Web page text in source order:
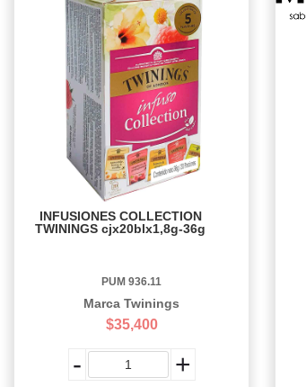
INFUSIONES COLLECTION
TWININGS cjx20blx1,8g-36g
PUM 936.11
Marca Twinings
$35,400
- +